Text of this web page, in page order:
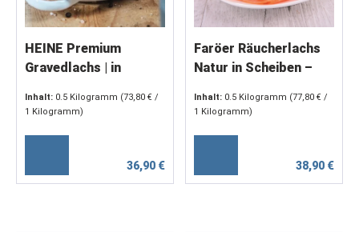
HEINE Premium
Gravedlachs | in
Inhalt: 0.5 Kilogramm (73,80 € /
1 Kilogramm)
36,90 €
Faröer Räucherlachs
Natur in Scheiben –
Inhalt: 0.5 Kilogramm (77,80 € /
1 Kilogramm)
38,90 €